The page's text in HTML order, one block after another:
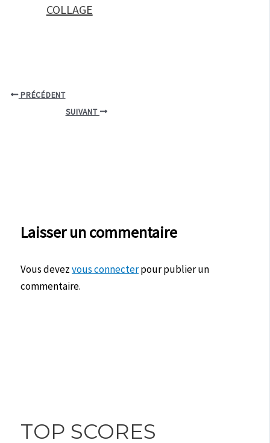
COLLAGE
PRÉCÉDENT
SUIVANT
Laisser un commentaire
Vous devezvous connecterpour publier un
commentaire.
TOP SCORES